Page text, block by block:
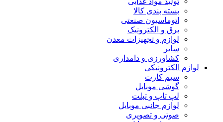
بسته بندی کالا
اتوماسیون صنعتی
برق و الکترونیک
لوازم و تجهیزات معدن
سایر
کشاورزی و دامداری
لوازم الکترونیکی
سیم کارت
گوشی موبایل
لپ تاپ و تبلت
لوازم جانبی موبایل
صوتی و تصویری